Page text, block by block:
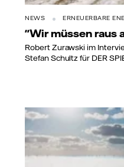
NEWS ERNEUERBARE
"Wir müssen raus
Robert Zurawski im
Stefan Schultz für DER